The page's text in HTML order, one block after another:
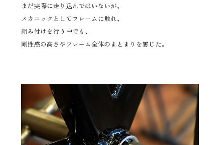
まだ実際に走り込んではいないが、
メカニックとしてフレームに触れ、
組み付けを行う中でも、
剛性感の高さやフレーム全体のまとまりを感じた。